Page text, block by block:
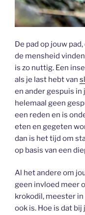
De pad op jouw
de mensheid
is zo nuttig. Een
als je last hebt van
en ander gespuis
helemaal geen
een reden en is
eten en gegeten
dan is het tijd om
op basis van een
Al het andere om
geen invloed meer
krokodil, meester
ook is. Hoe is dat